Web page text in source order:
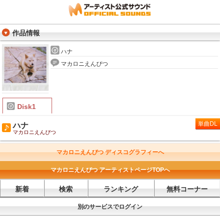
作品情報
ハナ
マカロニえんぴつ
Disk1
ハナ
マカロニえんぴつ
単曲DL
マカロニえんぴつ ディスコグラフィーへ
マカロニえんぴつ アーティストページTOPへ
新着 検索 ランキング 無料コーナー
別のサービスでログイン